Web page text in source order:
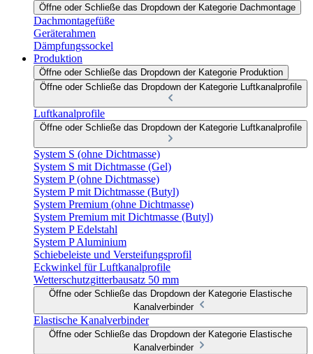
Öffne oder Schließe das Dropdown der Kategorie Dachmontage
Dachmontagefüße
Geräterahmen
Dämpfungssockel
Produktion
Öffne oder Schließe das Dropdown der Kategorie Produktion
Öffne oder Schließe das Dropdown der Kategorie Luftkanalprofile
Luftkanalprofile
Öffne oder Schließe das Dropdown der Kategorie Luftkanalprofile
System S (ohne Dichtmasse)
System S mit Dichtmasse (Gel)
System P (ohne Dichtmasse)
System P mit Dichtmasse (Butyl)
System Premium (ohne Dichtmasse)
System Premium mit Dichtmasse (Butyl)
System P Edelstahl
System P Aluminium
Schiebeleiste und Versteifungsprofil
Eckwinkel für Luftkanalprofile
Wetterschutzgitterbausatz 50 mm
Öffne oder Schließe das Dropdown der Kategorie Elastische
Kanalverbinder
Elastische Kanalverbinder
Öffne oder Schließe das Dropdown der Kategorie Elastische
Kanalverbinder